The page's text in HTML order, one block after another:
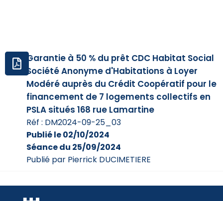
Garantie à 50 % du prêt CDC Habitat Social
Société Anonyme d'Habitations à Loyer
Modéré auprès du Crédit Coopératif pour le
financement de 7 logements collectifs en
PSLA situés 168 rue Lamartine
Réf : DM2024-09-25_03
Publié le 02/10/2024
Séance du 25/09/2024
Publié par Pierrick DUCIMETIERE